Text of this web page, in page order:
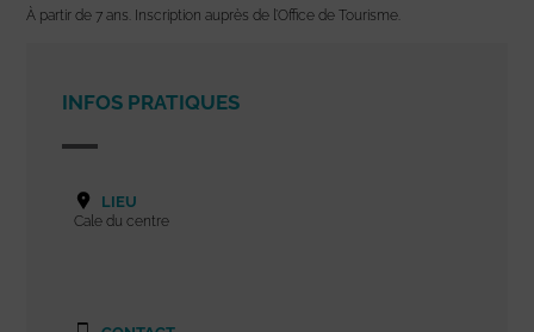
À partir de 7 ans. Inscription auprès de l’Office de Tourisme.
INFOS PRATIQUES
LIEU
Cale du centre